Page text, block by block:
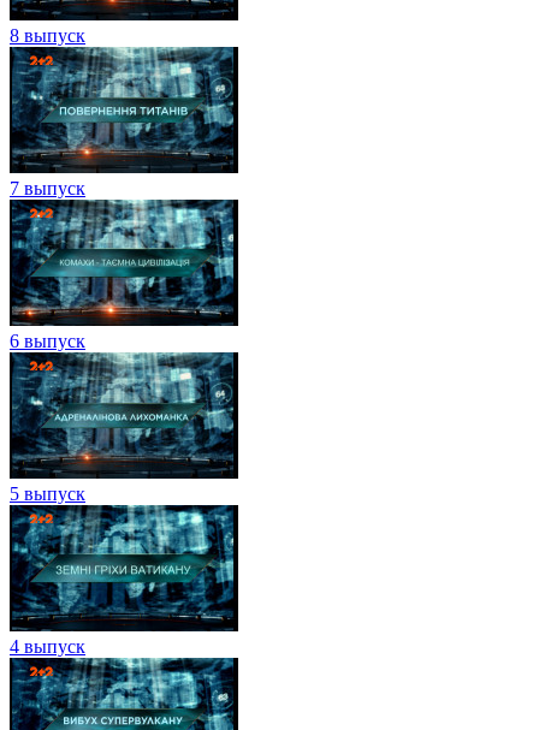
8 выпуск
7 выпуск
6 выпуск
5 выпуск
4 выпуск